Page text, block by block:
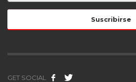
GET SOCIAL